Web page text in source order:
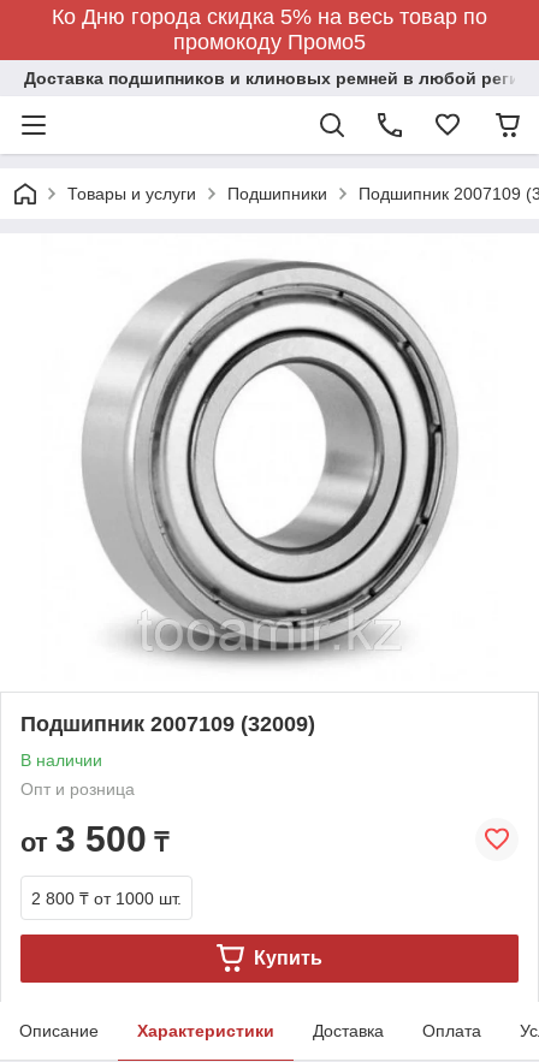
Ко Дню города скидка 5% на весь товар по
промокоду Промо5
Доставка подшипников и клиновых ремней в любой регион
Товары и услуги Подшипники Подшипник 2007109
Подшипник 2007109 (32009)
В наличии
Опт и розница
от 3 500 ₸
2 800 ₸ от 1000 шт.
Купить
Описание Характеристики Доставка Оплата